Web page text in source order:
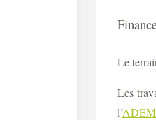
Le
Les
l’